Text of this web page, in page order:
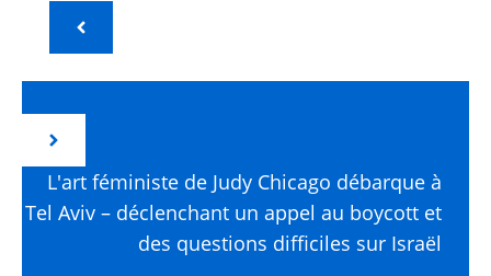
L'art féministe de Judy Chicago débarque à
Tel Aviv – déclenchant un appel au boycott et
des questions difficiles sur Israël